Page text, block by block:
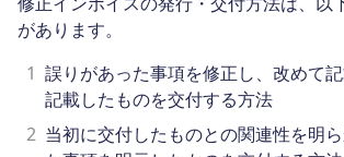
があります。
1 誤りがあった事項を修正し、改めて
記載したものを交付する方法
2 当初に交付したものとの関連性を明